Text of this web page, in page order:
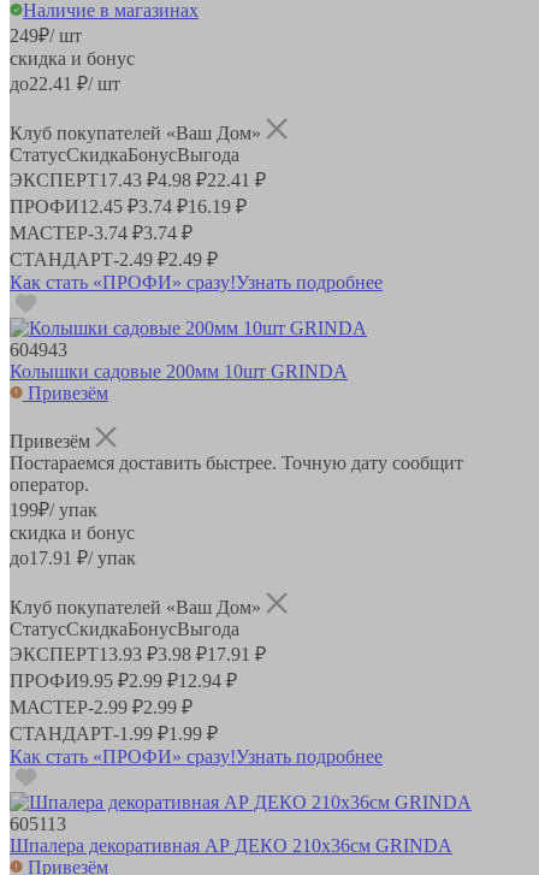
Наличие в магазинах
249₽/ шт
скидка и бонус
до22.41 ₽/ шт
Клуб покупателей «Ваш Дом»
СтатусСкидкаБонусВыгода
ЭКСПЕРТ17.43 ₽4.98 ₽22.41 ₽
ПРОФИ12.45 ₽3.74 ₽16.19 ₽
МАСТЕР-3.74 ₽3.74 ₽
СТАНДАРТ-2.49 ₽2.49 ₽
Как стать «ПРОФИ» сразу!Узнать подробнее
604943
Колышки садовые 200мм 10шт GRINDA
Привезём
Привезём
Постараемся доставить быстрее. Точную дату сообщит
оператор.
199₽/ упак
скидка и бонус
до17.91 ₽/ упак
Клуб покупателей «Ваш Дом»
СтатусСкидкаБонусВыгода
ЭКСПЕРТ13.93 ₽3.98 ₽17.91 ₽
ПРОФИ9.95 ₽2.99 ₽12.94 ₽
МАСТЕР-2.99 ₽2.99 ₽
СТАНДАРТ-1.99 ₽1.99 ₽
Как стать «ПРОФИ» сразу!Узнать подробнее
605113
Шпалера декоративная АР ДЕКО 210х36см GRINDA
Привезём